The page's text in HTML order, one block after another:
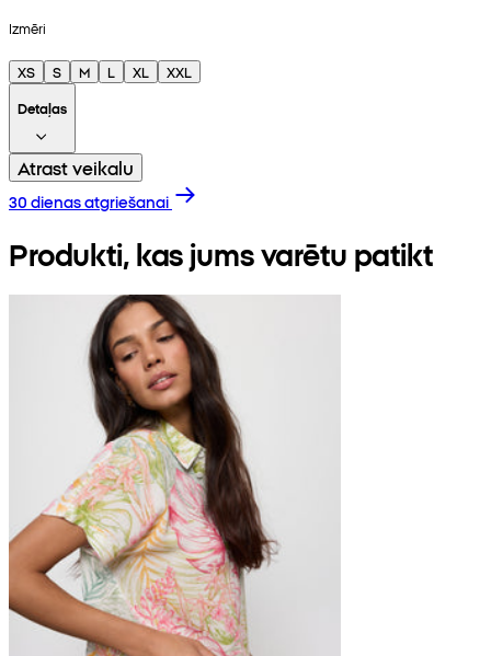
Izmēri
XS S M L XL
XXL
Detaļas
Atrast veikalu
30 dienas atgriešanai
Produkti, kas jums varētu patikt